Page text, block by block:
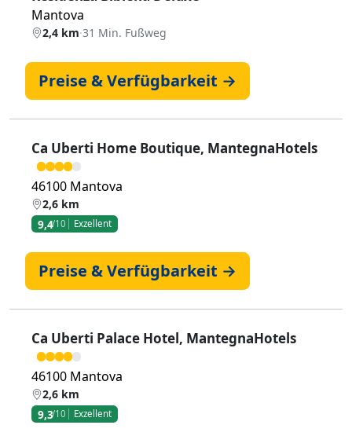
Mantova
2,4 km·31 Min. Fußweg
Preise & Verfügbarkeit →
Ca Uberti Home Boutique, MantegnaHotels
46100 Mantova
2,6 km
9,4/10 Exzellent
Preise & Verfügbarkeit →
Ca Uberti Palace Hotel, MantegnaHotels
46100 Mantova
2,6 km
9,3/10 Exzellent